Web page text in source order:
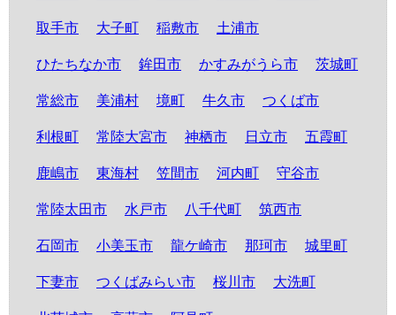
取手市 大子町 稲敷市 土浦市
ひたちなか市 鉾田市 かすみがうら市 茨城町
常総市 美浦村 境町 牛久市 つくば市
利根町 常陸大宮市 神栖市 日立市 五霞町
鹿嶋市 東海村 笠間市 河内町 守谷市
常陸太田市 水戸市 八千代町 筑西市
石岡市 小美玉市 龍ケ崎市 那珂市 城里町
下妻市 つくばみらい市 桜川市 大洗町